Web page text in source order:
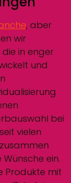
, aber
wir
in enger
und
bei
vielen
ein.
Produkte mit